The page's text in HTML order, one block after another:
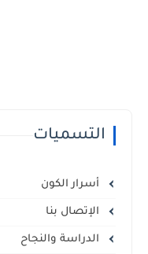
التسميات
أسرار الكون
الإتصال بنا
الدراسة والنجاح